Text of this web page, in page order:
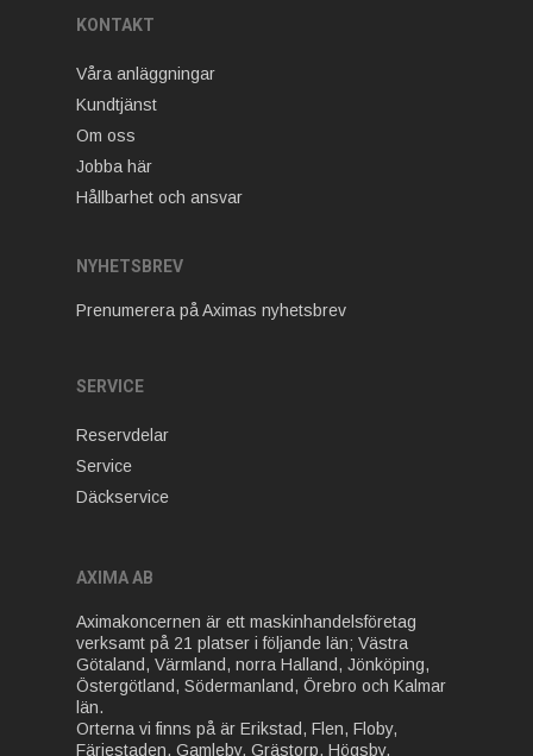
KONTAKT
Våra anläggningar
Kundtjänst
Om oss
Jobba här
Hållbarhet och ansvar
NYHETSBREV
Prenumerera på Aximas nyhetsbrev
SERVICE
Reservdelar
Service
Däckservice
AXIMA AB
Aximakoncernen är ett maskinhandelsföretag
verksamt på 21 platser i följande län; Västra
Götaland, Värmland, norra Halland, Jönköping,
Östergötland, Södermanland, Örebro och Kalmar
län.
Orterna vi finns på är Erikstad, Flen, Floby,
Färjestaden, Gamleby, Grästorp, Högsby,